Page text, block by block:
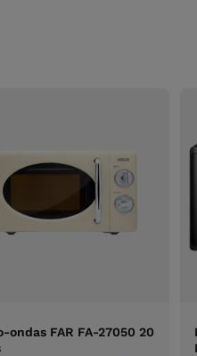
ondas FAR FA-27050 20